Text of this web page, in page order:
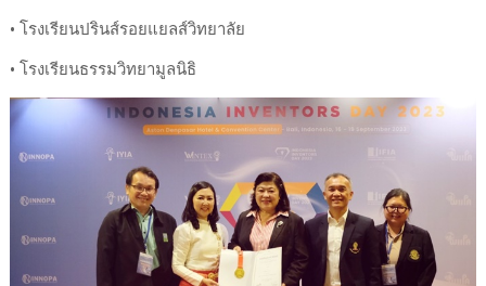
• โรงเรียนปรินส์รอยแยลส์วิทยาลัย
• โรงเรียนธรรมวิทยามูลนิธิ